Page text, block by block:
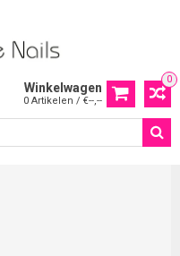
0
Winkelwagen
0 Artikelen / €--,--